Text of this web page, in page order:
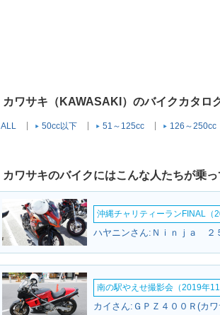
カワサキ（KAWASAKI）のバイクカタロ
ALL 50cc以下 51～125cc 126～250cc
カワサキのバイクにはこんな人たちが乗
沖縄チャリティーランFINAL（
ハヤニンさん:Ｎｉｎｊａ ２
南の駅やえせ撮影会（2019年11
カイさん:ＧＰＺ４００Ｒ(カ